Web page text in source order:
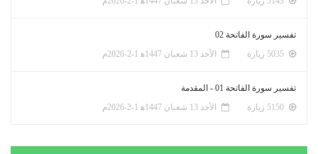
تفسير سورة الفاتحة 02
الأحد 13 شعبان 1447ﻫ 1-2-2026م
تفسير سورة الفاتحة 01 - المقدمة
الأحد 13 شعبان 1447ﻫ 1-2-2026م